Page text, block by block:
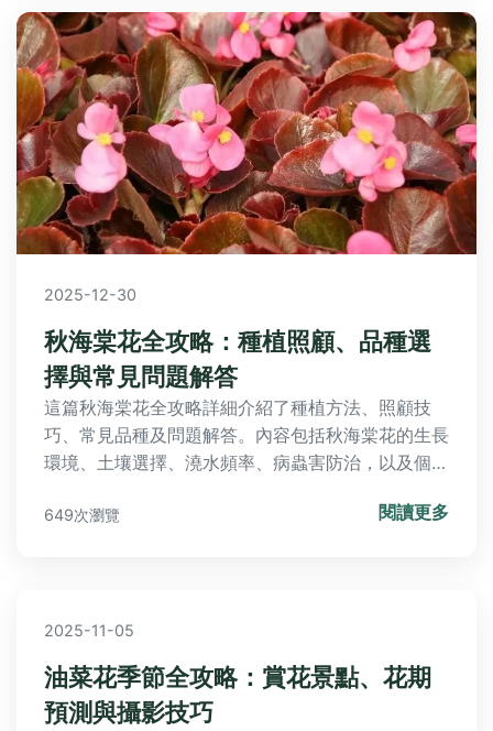
2025-12-30
秋海棠花全攻略：種植照顧、品種選
擇與常見問題解答
這篇秋海棠花全攻略詳細介紹了種植方法、照顧技
巧、常見品種及問題解答。內容包括秋海棠花的生長
環境、土壤選擇、澆水頻率、病蟲害防治，以及個人
室內或室外種植，都能找到適合的建議。
649次瀏覽 閱讀更多
2025-11-05
油菜花季節全攻略：賞花景點、花期
預測與攝影技巧